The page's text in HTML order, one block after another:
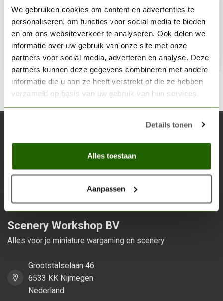
We gebruiken cookies om content en advertenties te
personaliseren, om functies voor social media te bieden
en om ons websiteverkeer te analyseren. Ook delen we
informatie over uw gebruik van onze site met onze
partners voor social media, adverteren en analyse. Deze
partners kunnen deze gegevens combineren met andere
informatie die u aan ze heeft verstrekt of die ze hebben
verzameld op basis van uw gebruik van hun services.
Details tonen
Alles toestaan
Aanpassen
€6,30
Niet op voorraad
Blijf op de hoogte over onze laatste acties
Scenery Workshop BV
Alles voor je miniature wargaming en scenery
Grootstalselaan 46
6533 KK Nijmegen
Nederland